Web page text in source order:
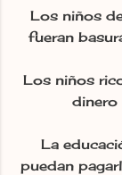
Los niños
fueran
Los niños
dinero
La
puedan